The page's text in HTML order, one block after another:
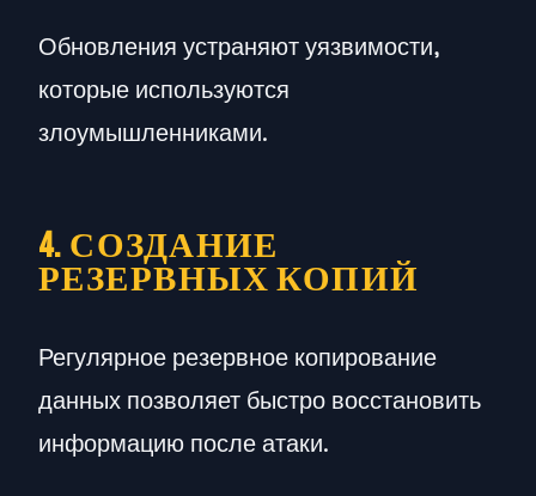
Обновления устраняют уязвимости,
которые используются
злоумышленниками.
4. СОЗДАНИЕ
РЕЗЕРВНЫХ КОПИЙ
Регулярное резервное копирование
данных позволяет быстро восстановить
информацию после атаки.